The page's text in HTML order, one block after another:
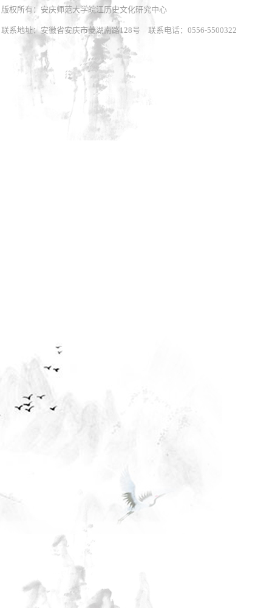
版权所有：安庆师范大学皖江历史文化研究中心
联系地址：安徽省安庆市菱湖南路128号 联系电话：0556-5500322